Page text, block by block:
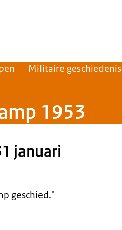
Militaire geschiedenis
1953
januari
geschied."